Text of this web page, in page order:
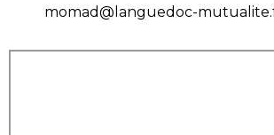
momad@languedoc-